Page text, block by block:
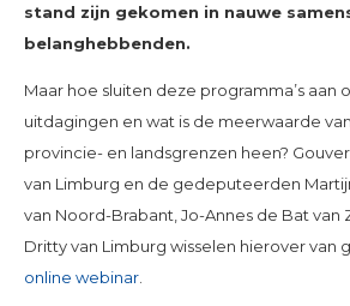
stand zijn gekomen in nauwe
belanghebbenden.
Maar hoe sluiten deze programma’s aan
uitdagingen en wat is de meerwaarde
provincie- en landsgrenzen heen?
van Limburg en de gedeputeerden
van Noord-Brabant, Jo-Annes de Bat van
Dritty van Limburg wisselen hierover van
online webinar.